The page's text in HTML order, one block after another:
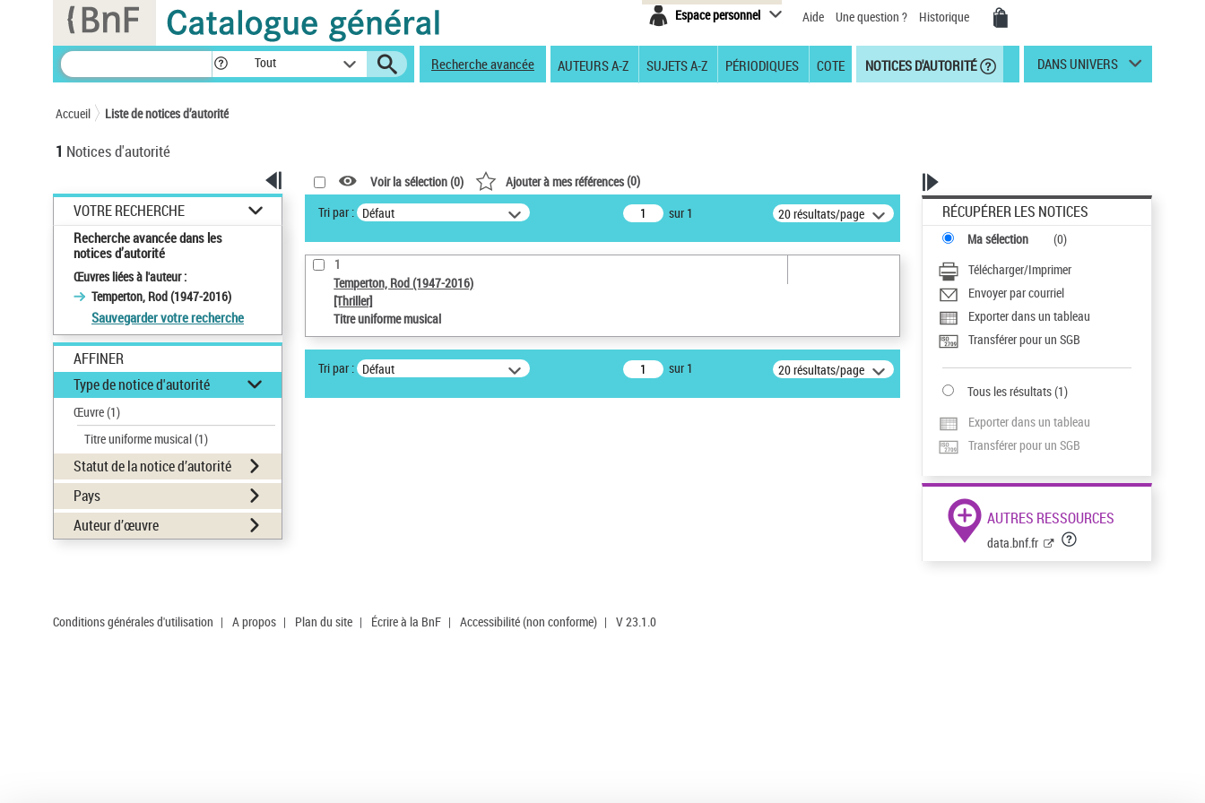
Espace personnel Aide Une question ? Historique
Tout Recherche avancée AUTEURS A-Z SUJETS A-Z PÉRIODIQUES COTE NOTICES D'AUTORITÉ DANS UNIVERS
Accueil Liste de notices d’autorité
1 Notices d'autorité
VOTRE RECHERCHE
Recherche avancée dans les
notices d’autorité
Œuvres liées à l'auteur :
Temperton, Rod (1947-2016)
Sauvegarder votre recherche
AFFINER
Type de notice d'autorité
Œuvre(1)
Titre uniforme musical(1)
Statut de la notice d’autorité
Pays
Auteur d’œuvre
Voir la sélection (0) Ajouter à mes références(0)
Tri par : Défaut sur 1 20 résultats/page
1
Temperton, Rod (1947-2016)
[Thriller]
Titre uniforme musical
Tri par : Défaut sur 1 20 résultats/page
RÉCUPÉRER LES NOTICES
Ma sélection (0)
Télécharger/Imprimer
Envoyer par courriel
Exporter dans un tableau
Transférer pour un SGB
Tous les résultats(1)
Exporter dans un tableau
Transférer pour un SGB
AUTRES RESSOURCES
data.bnf.fr
Conditions générales d'utilisation | A propos | Plan du site | Écrire à la BnF | Accessibilité (non conforme) | V 23.1.0
Panneau de gestion des cookies